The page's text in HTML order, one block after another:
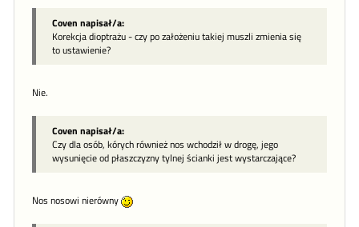
Coven napisał/a:
Korekcja dioptrażu - czy po założeniu takiej muszli zmienia się
to ustawienie?
Nie.
Coven napisał/a:
Czy dla osób, kórych również nos wchodził w drogę, jego
wysunięcie od płaszczyzny tylnej ścianki jest wystarczające?
Nos nosowi nierówny